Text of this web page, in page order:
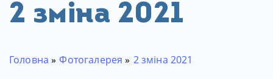
2 зміна 2021
Головна » Фотогалерея » 2 зміна 2021